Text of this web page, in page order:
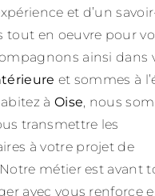
et d’un
en oeuvre pour
ainsi dans
et sommes à
à Oise, nous
transmettre les
à votre projet de
métier est avant
avec vous renforce